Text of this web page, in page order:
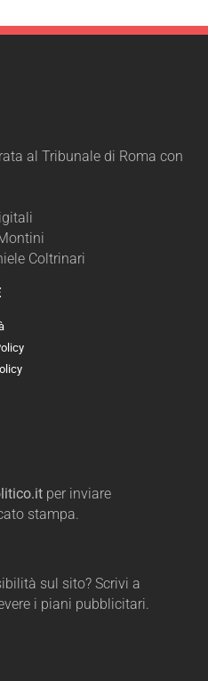
al Tribunale di Roma con
Coltrinari
per inviare
stampa.
sul sito? Scrivi a
i piani pubblicitari.